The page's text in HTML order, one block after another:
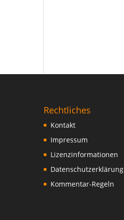
Rechtliches
Kontakt
Impressum
Lizenzinformationen
Datenschutzerklärung
Kommentar-Regeln